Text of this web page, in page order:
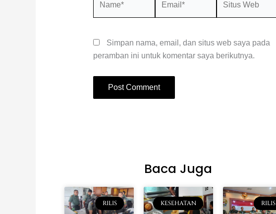
Simpan nama, email, dan situs web saya pada
peramban ini untuk komentar saya berikutnya.
Baca Juga
RILIS KESEHATAN RILIS